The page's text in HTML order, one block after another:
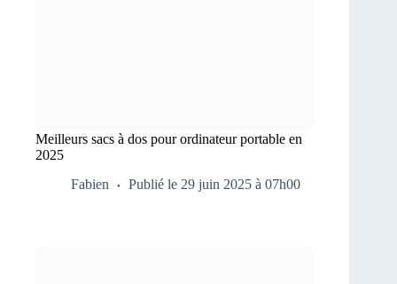
Meilleurs sacs à dos pour ordinateur portable en
2025
Fabien
Publié le 29 juin 2025 à 07h00